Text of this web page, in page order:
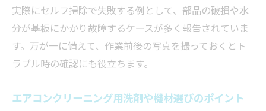
実際にセルフ掃除で失敗する例として、部品の破損や水
分が基板にかかり故障するケースが多く報告されていま
す。万が一に備えて、作業前後の写真を撮っておくとト
ラブル時の確認にも役立ちます。
エアコンクリーニング用洗剤や機材選びのポイント